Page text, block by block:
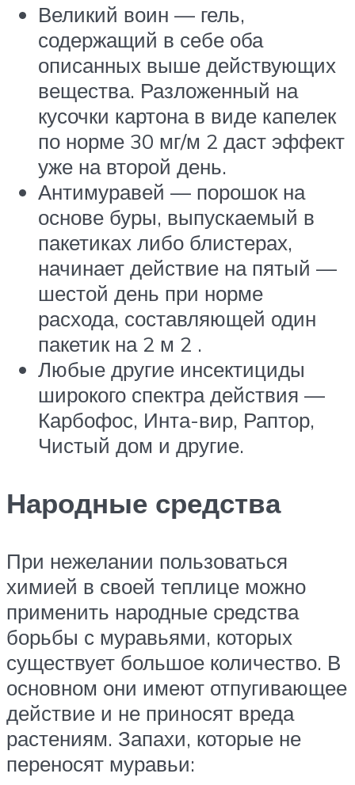
Великий воин — гель,
содержащий в себе оба
описанных выше действующих
вещества. Разложенный на
кусочки картона в виде капелек
по норме 30 мг/м 2 даст эффект
уже на второй день.
Антимуравей — порошок на
основе буры, выпускаемый в
пакетиках либо блистерах,
начинает действие на пятый —
шестой день при норме
расхода, составляющей один
пакетик на 2 м 2 .
Любые другие инсектициды
широкого спектра действия —
Карбофос, Инта-вир, Раптор,
Чистый дом и другие.
Народные средства
При нежелании пользоваться
химией в своей теплице можно
применить народные средства
борьбы с муравьями, которых
существует большое количество. В
основном они имеют отпугивающее
действие и не приносят вреда
растениям. Запахи, которые не
переносят муравьи: